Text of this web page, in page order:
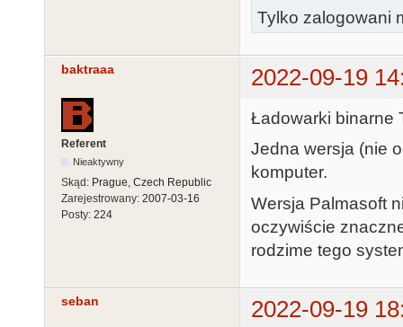
Tylko zalogowani
baktraaa 2022-09-19
Referent
Nieaktywny
Skąd: Prague, Czech Republic
Zarejestrowany: 2007-03-16
Posty: 224
Ładowarki binarne
Jedna wersja (nie
komputer.
Wersja Palmasoft
oczywiście
rodzime tego
seban
2022-09-19